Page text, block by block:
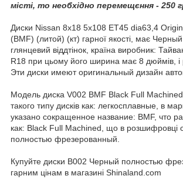
місті, то необхідно перемещєння - 250
Диски Nissan 8x18 5x108 ET45 dia63,4
(BMF) (литой) (кт) гарної якості, має Черный
глянцевий віддтінок, країна виробник:
R18 при цьому його ширина має 8 дюймів, і
Эти диски имеют оригинальный дизайн
Модель диска V002 BMF Black Full Machined
такого типу дисків как: легкосплавные, в
указано сокращенное название: BMF, что
как: Black Full Machined, що в розшифровці
полностью фрезерованный.
Купуйте диски В002 Черный полностью
гарним цінам в магазині Shinaland.com